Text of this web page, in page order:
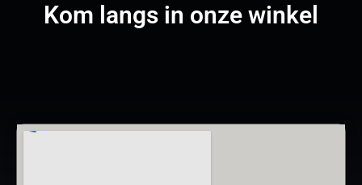
Kom langs in onze winkel